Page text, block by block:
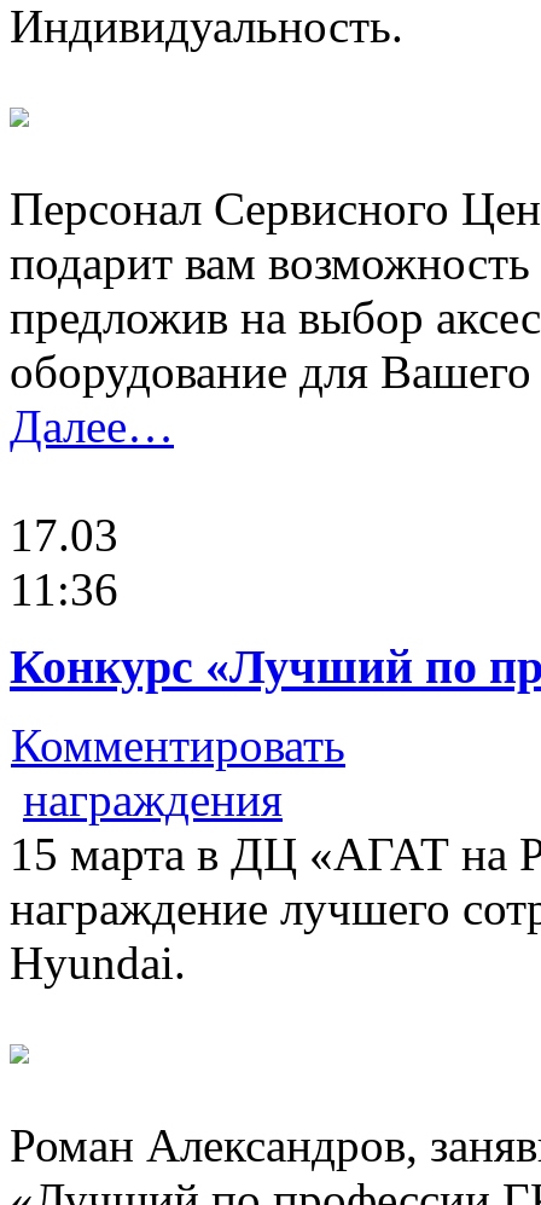
Индивидуальность.
Персонал Сервисного
подарит вам
предложив на выбор
оборудование для
Далее…
17.03
11:36
Конкурс «Лучший по
Комментировать
награждения
15 марта в ДЦ «АГАТ на
награждение лучшего
Hyundai.
Роман Александров,